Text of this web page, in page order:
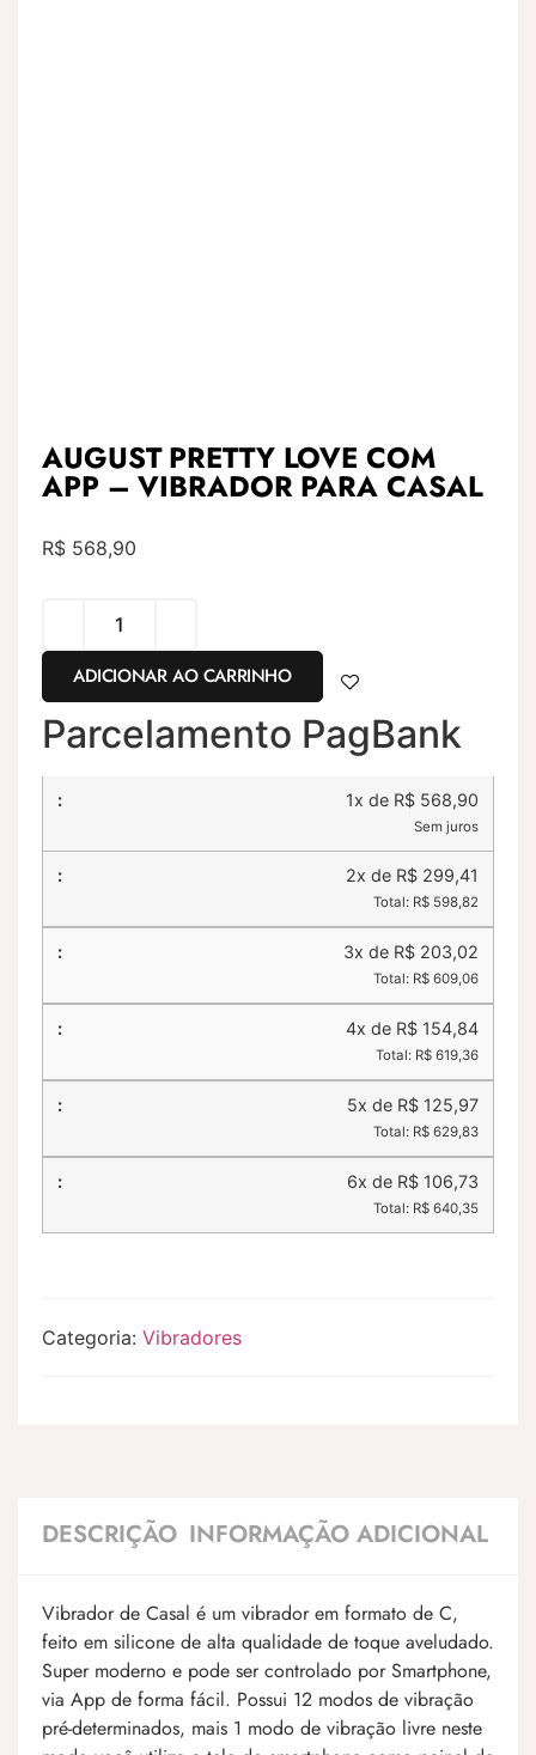
AUGUST PRETTY LOVE COM
APP – VIBRADOR PARA CASAL
R$ 568,90
ADICIONAR AO CARRINHO
Parcelamento PagBank
1x de R$ 568,90
Sem juros
2x de R$ 299,41
Total: R$ 598,82
3x de R$ 203,02
Total: R$ 609,06
4x de R$ 154,84
Total: R$ 619,36
5x de R$ 125,97
Total: R$ 629,83
6x de R$ 106,73
Total: R$ 640,35
Categoria: Vibradores
DESCRIÇÃO INFORMAÇÃO ADICIONAL
Vibrador de Casal é um vibrador em formato de C,
feito em silicone de alta qualidade de toque aveludado.
Super moderno e pode ser controlado por Smartphone,
via App de forma fácil. Possui 12 modos de vibração
pré-determinados, mais 1 modo de vibração livre neste